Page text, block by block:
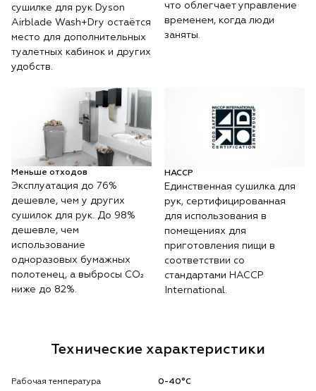
сушилке для рук Dyson
Airblade Wash+Dry остаётся
место для дополнительных
туалетных кабинок и других
удобств.
что облегчает управление
временем, когда люди
заняты.
Меньше отходов
Эксплуатация до 76%
дешевле, чем у других
сушилок для рук. До 98%
дешевле, чем
использование
одноразовых бумажных
полотенец, а выбросы CO₂
ниже до 82%.
HACCP
Единственная сушилка для
рук, сертифицированная
для использования в
помещениях для
приготовления пищи в
соответствии со
стандартами HACCP
International.
Технические характеристики
Рабочая температура
0-40°С